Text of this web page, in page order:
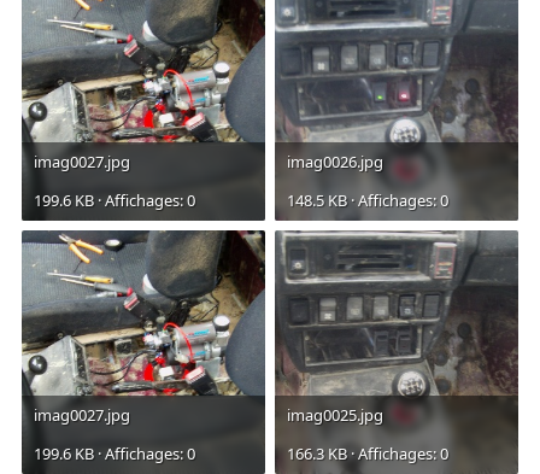
imag0027.jpg
199.6 KB · Affichages: 0
imag0026.jpg
148.5 KB · Affichages: 0
imag0027.jpg
199.6 KB · Affichages: 0
imag0025.jpg
166.3 KB · Affichages: 0